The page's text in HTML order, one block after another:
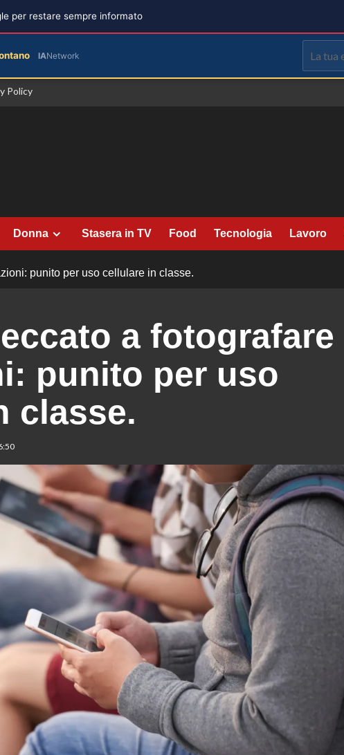
Policy
Donna Stasera in TV Food Tecnologia Lavoro
punito per uso cellulare in classe.
a fotografare
punito per uso
classe.
per restare sempre informato
IANetwork